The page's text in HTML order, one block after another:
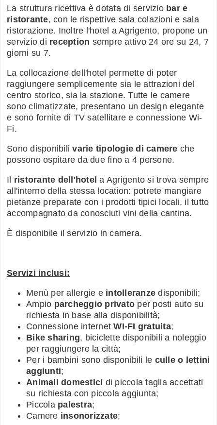
La struttura ricettiva è dotata di servizio bar e
ristorante, con le rispettive sala colazioni e sala
ristorazione. Inoltre l'hotel a Agrigento, propone un
servizio di reception sempre attivo 24 ore su 24, 7
giorni su 7.
La collocazione dell'hotel permette di poter
raggiungere semplicemente sia le attrazioni del
centro storico, sia la stazione. Tutte le camere
sono climatizzate, presentano un design elegante
e sono fornite di TV satellitare e connessione Wi-
Fi.
Sono disponibilivarie tipologie di camere che
possono ospitare da due fino a 4 persone.
Il ristorante dell'hotel a Agrigento si trova sempre
all'interno della stessa location: potrete mangiare
pietanze preparate con i prodotti tipici locali, il tutto
accompagnato da conosciuti vini della cantina.
È disponibile il servizio in camera.
Servizi inclusi:
Menù per allergie e intolleranze disponibili;
Ampio parcheggio privato per posti auto su
richiesta in base alla disponibilità;
Connessione internetWI-FI gratuita;
Bike sharing, biciclette disponibili a noleggio
per raggiungere la città;
Per i bambini sono disponibili le culle o lettini
aggiunti;
Animali domestici di piccola taglia accettati
su richiesta con piccola aggiunta;
Piccola palestra;
Camere insonorizzate;